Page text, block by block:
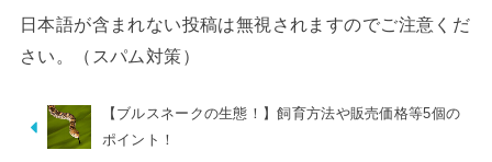
日本語が含まれない投稿は無視されますのでご注意くだ
さい。（スパム対策）
【ブルスネークの生態！】飼育方法や販売価格等5個の
ポイント！